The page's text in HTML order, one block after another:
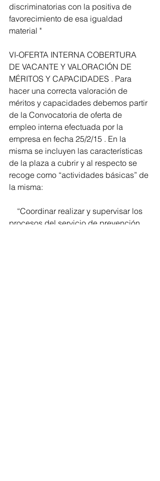
discriminatorias con la positiva de
favorecimiento de esa igualdad
material "
VI-OFERTA INTERNA COBERTURA
DE VACANTE Y VALORACIÓN DE
MÉRITOS Y CAPACIDADES . Para
hacer una correcta valoración de
méritos y capacidades debemos partir
de la Convocatoria de oferta de
empleo interna efectuada por la
empresa en fecha 25/2/15 . En la
misma se incluyen las características
de la plaza a cubrir y al respecto se
recoge como “actividades básicas” de
la misma:
procesos del servicio de prevención